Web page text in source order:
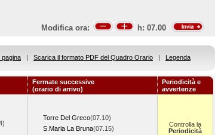
Modifica ora: h: 07.00
pagina | Scarica il formato PDF del Quadro Orario | Legenda
Fermate successive
(orario di arrivo)
Periodicità e
avvertenze
Torre Del Greco(07.10)
S.Maria La Bruna(07.15)
Controlla la
Periodicità